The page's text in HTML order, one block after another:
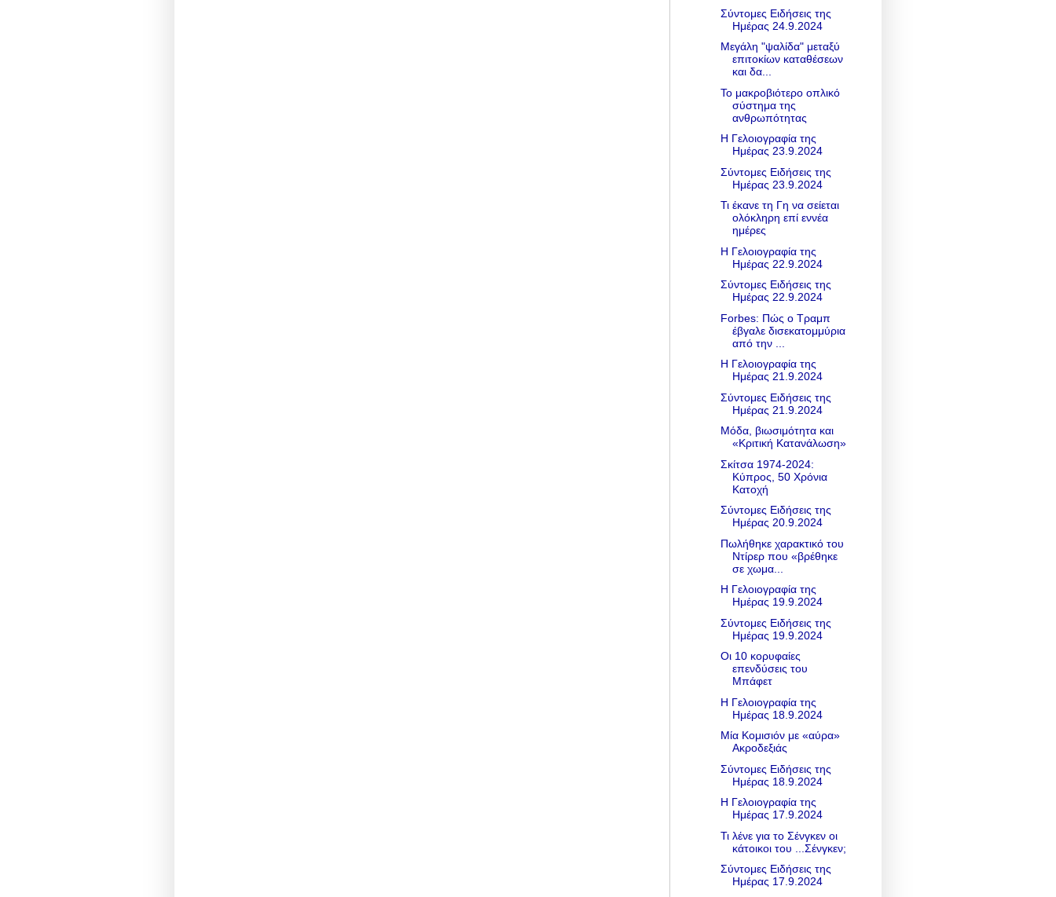
Σύντομες Ειδήσεις της
Ημέρας 24.9.2024
Μεγάλη "ψαλίδα" μεταξύ
επιτοκίων καταθέσεων
και δα...
Το μακροβιότερο οπλικό
σύστημα της
ανθρωπότητας
Η Γελοιογραφία της
Ημέρας 23.9.2024
Σύντομες Ειδήσεις της
Ημέρας 23.9.2024
Τι έκανε τη Γη να σείεται
ολόκληρη επί εννέα
ημέρες
Η Γελοιογραφία της
Ημέρας 22.9.2024
Σύντομες Ειδήσεις της
Ημέρας 22.9.2024
Forbes: Πώς ο Τραμπ
έβγαλε δισεκατομμύρια
από την ...
Η Γελοιογραφία της
Ημέρας 21.9.2024
Σύντομες Ειδήσεις της
Ημέρας 21.9.2024
Μόδα, βιωσιμότητα και
«Κριτική Κατανάλωση»
Σκίτσα 1974-2024:
Κύπρος, 50 Χρόνια
Κατοχή
Σύντομες Ειδήσεις της
Ημέρας 20.9.2024
Πωλήθηκε χαρακτικό του
Ντίρερ που «βρέθηκε
σε χωμα...
Η Γελοιογραφία της
Ημέρας 19.9.2024
Σύντομες Ειδήσεις της
Ημέρας 19.9.2024
Οι 10 κορυφαίες
επενδύσεις του
Μπάφετ
Η Γελοιογραφία της
Ημέρας 18.9.2024
Μία Κομισιόν με «αύρα»
Ακροδεξιάς
Σύντομες Ειδήσεις της
Ημέρας 18.9.2024
Η Γελοιογραφία της
Ημέρας 17.9.2024
Τι λένε για το Σένγκεν οι
κάτοικοι του ...Σένγκεν;
Σύντομες Ειδήσεις της
Ημέρας 17.9.2024